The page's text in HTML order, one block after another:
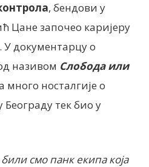
, бендови у
Цане започео каријеру
У документарцу о
називом Слобода или
много носталгије о
тек био у
смо панк екипа која